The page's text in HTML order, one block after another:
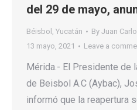
del 29 de mayo,
Béisbol , Yucatán By Juan
13 mayo, 2021
Leave a
Mérida.- El Presidente de
de Beisbol A.C (Aybac),
informó que la reapertura